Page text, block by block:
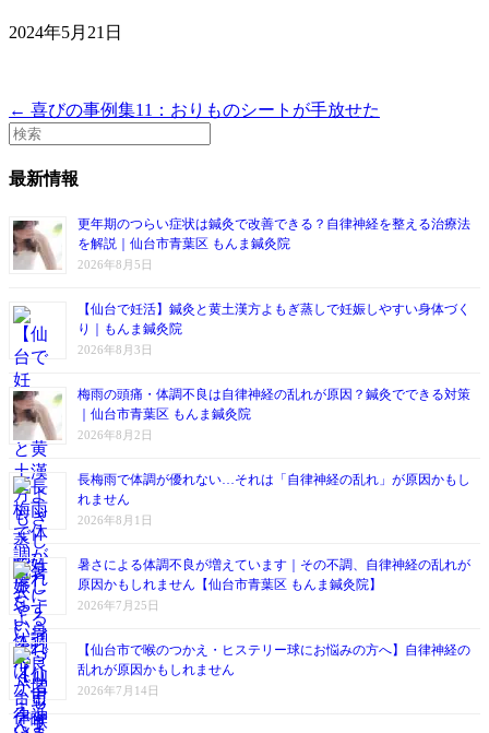
2024年5月21日
← 喜びの事例集11：おりものシートが手放せた
最新情報
更年期のつらい症状は鍼灸で改善できる？自律神経を整える治療法
を解説｜仙台市青葉区 もんま鍼灸院
2026年8月5日
【仙台で妊活】鍼灸と黄土漢方よもぎ蒸しで妊娠しやすい身体づく
り｜もんま鍼灸院
2026年8月3日
梅雨の頭痛・体調不良は自律神経の乱れが原因？鍼灸でできる対策
｜仙台市青葉区 もんま鍼灸院
2026年8月2日
長梅雨で体調が優れない…それは「自律神経の乱れ」が原因かもし
れません
2026年8月1日
暑さによる体調不良が増えています｜その不調、自律神経の乱れが
原因かもしれません【仙台市青葉区 もんま鍼灸院】
2026年7月25日
【仙台市で喉のつかえ・ヒステリー球にお悩みの方へ】自律神経の
乱れが原因かもしれません
2026年7月14日